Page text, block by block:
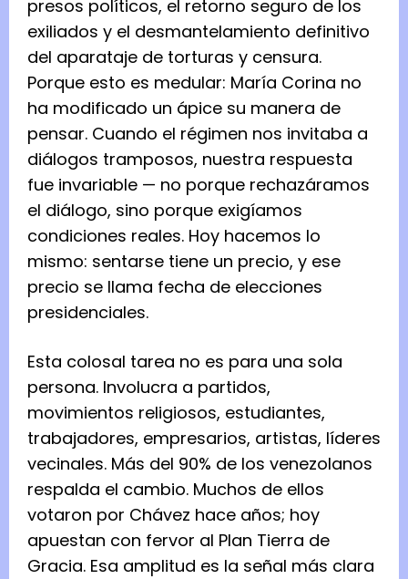
presos políticos, el retorno seguro de los
exiliados y el desmantelamiento definitivo
del aparataje de torturas y censura.
Porque esto es medular: María Corina no
ha modificado un ápice su manera de
pensar. Cuando el régimen nos invitaba a
diálogos tramposos, nuestra respuesta
fue invariable — no porque rechazáramos
el diálogo, sino porque exigíamos
condiciones reales. Hoy hacemos lo
mismo: sentarse tiene un precio, y ese
precio se llama fecha de elecciones
presidenciales.
Esta colosal tarea no es para una sola
persona. Involucra a partidos,
movimientos religiosos, estudiantes,
trabajadores, empresarios, artistas, líderes
vecinales. Más del 90% de los venezolanos
respalda el cambio. Muchos de ellos
votaron por Chávez hace años; hoy
apuestan con fervor al Plan Tierra de
Gracia. Esa amplitud es la señal más clara